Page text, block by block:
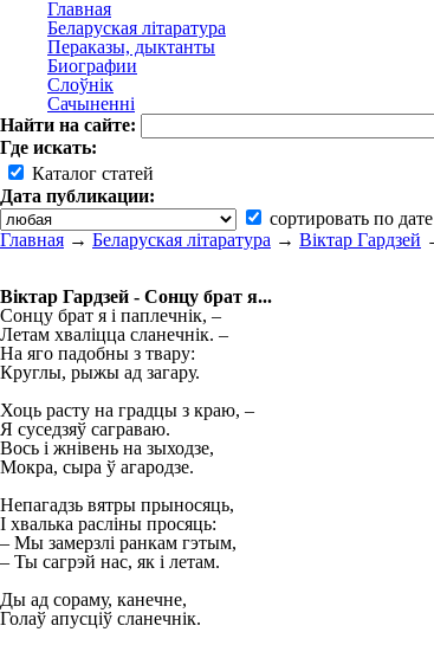
Главная
Беларуская літаратура
Пераказы, дыктанты
Биографии
Слоўнік
Сачыненні
Найти на сайте:
Где искать:
Каталог статей
Дата публикации:
сортировать по
Главная → Беларуская літаратура → Віктар Гардзей
Віктар Гардзей - Сонцу брат я...
Сонцу брат я і паплечнік, –
Летам хваліцца сланечнік. –
На яго падобны з твару:
Круглы, рыжы ад загару.
Хоць расту на градцы з краю, –
Я суседзяў саграваю.
Вось і жнівень на зыходзе,
Мокра, сыра ў агародзе.
Непагадзь вятры прыносяць,
І хвалька расліны просяць:
– Мы замерзлі ранкам гэтым,
– Ты сагрэй нас, як і летам.
Ды ад сораму, канечне,
Голаў апусціў сланечнік.